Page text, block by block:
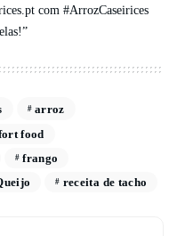
com #ArrozCaseirices
arroz
food
frango
receita de tacho